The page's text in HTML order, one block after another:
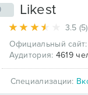
Likest
3.5 (5)
Официальный сайт:
Аудитория: 4619
Специализации: